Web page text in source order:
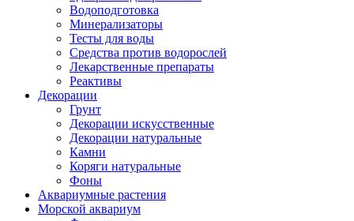
Водоподготовка
Минерализаторы
Тесты для воды
Средства против водорослей
Лекарственные препараты
Реактивы
Декорации
Грунт
Декорации искусственные
Декорации натуральные
Камни
Коряги натуральные
Фоны
Аквариумные растения
Морской аквариум